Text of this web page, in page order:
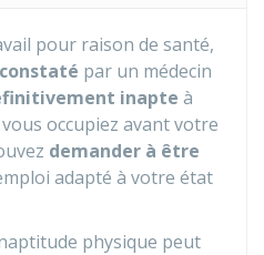
pour raison de santé,
par un médecin
inapte à
occupiez avant votre
demander à être
adapté à votre état
physique peut